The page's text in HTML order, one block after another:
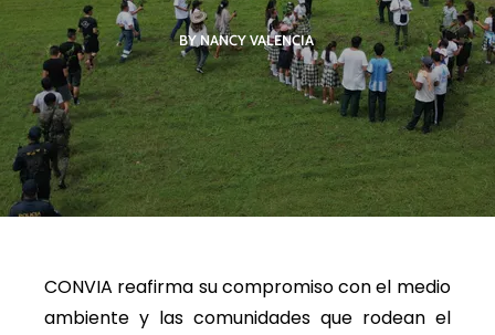
BY NANCY VALENCIA
CONVIA reafirma su compromiso con el medio
ambiente y las comunidades que rodean el